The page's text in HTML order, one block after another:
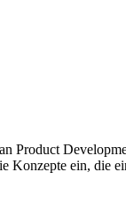
Product
Konzepte ein,